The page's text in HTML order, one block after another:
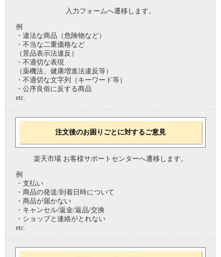
入力フォームへ遷移します。
例
・違法な商品（危険物など）
・不当な二重価格など
（景品表示法違反）
・不適切な表現
（薬機法、健康増進法違反等）
・不適切な文字列（キーワード等）
・公序良俗に反する商品
etc.
注文後のお困りごとに対するご意見
楽天市場 お客様サポートセンターへ遷移します。
例
・支払い
・商品の発送/到着日時について
・商品が届かない
・キャンセル/返金/返品/交換
・ショップと連絡がとれない
etc.